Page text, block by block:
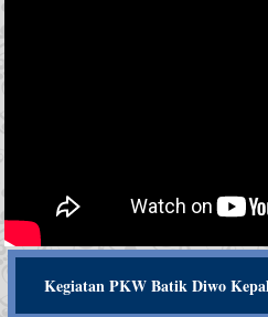
Kegiatan PKW Batik Diwo